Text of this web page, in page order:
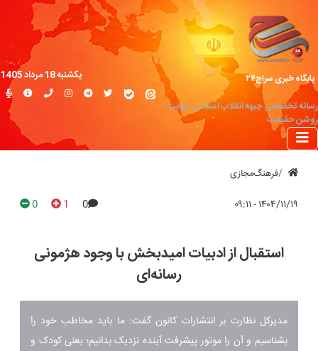
پایگاه خبری سراج۲۴
رسانه تخصصی جبهه انقلاب اسلامی؛ روایت
روشن حقیقت
یکشنبه 18 مرداد 1405
فرهنگ‌مجازی
۱۴۰۴/۱۱/۱۹ - ۰۹:۱۱ 0
1
0
استقبال از ادبیات امیدبخش با وجود هژمونی
رسانه‌ای
مدیرکل نظارت بر انتشارات کانون گفت: ما باید مخاطب خود را
بشناسیم و آن را موتور پیشرفت آینده نزدیک بدانیم؛ یعنی کودک و